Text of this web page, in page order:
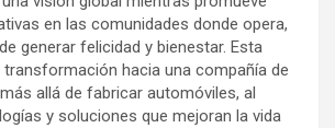
en las comunidades donde opera,
generar felicidad y bienestar. Esta
hacia una compañía de
allá de fabricar automóviles, al
y soluciones que mejoran la vida